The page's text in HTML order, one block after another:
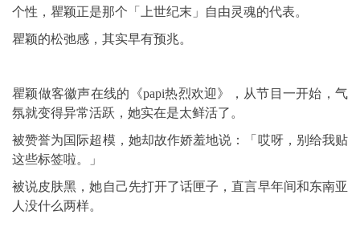
个性，瞿颖正是那个「上世纪末」自由灵魂的代表。
瞿颖的松弛感，其实早有预兆。
瞿颖做客徽声在线的《papi热烈欢迎》，从节目一开始，气
氛就变得异常活跃，她实在是太鲜活了。
被赞誉为国际超模，她却故作娇羞地说：「哎呀，别给我贴
这些标签啦。」
被说皮肤黑，她自己先打开了话匣子，直言早年间和东南亚
人没什么两样。